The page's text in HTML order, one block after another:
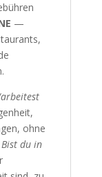
—
ohne
Bist du in